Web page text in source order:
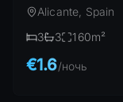
Alicante, Spain
3
3 160m²
€1.6/ночь